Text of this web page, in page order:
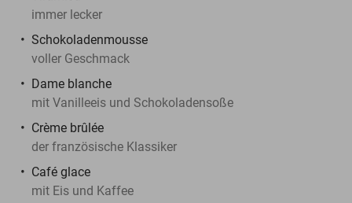
immer lecker
Schokoladenmousse
voller Geschmack
Dame blanche
mit Vanilleeis und Schokoladensoße
Crème brûlée
der französische Klassiker
Café glace
mit Eis und Kaffee